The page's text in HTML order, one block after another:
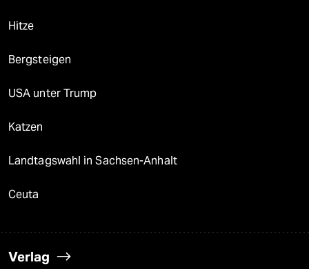
Hitze
Bergsteigen
USA unter Trump
Katzen
Landtagswahl in Sachsen-Anhalt
Ceuta
Verlag